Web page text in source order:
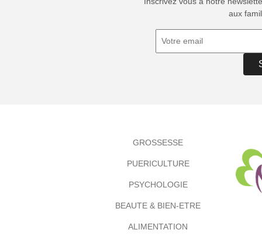
aux
GROSSESSE
PUERICULTURE
PSYCHOLOGIE
BEAUTE & BIEN-ETRE
ALIMENTATION